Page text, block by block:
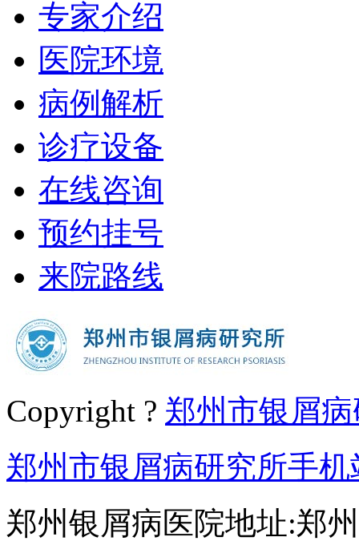
专家介绍
医院环境
病例解析
诊疗设备
在线咨询
预约挂号
来院路线
Copyright ? 郑州市银屑
郑州市银屑病研究所手机
郑州银屑病医院地址:郑